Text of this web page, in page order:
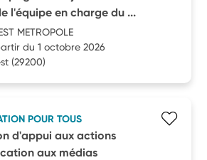
l'équipe en charge du ...
METROPOLE
du 1 octobre 2026
(29200)
POUR TOUS
d'appui aux actions
aux médias